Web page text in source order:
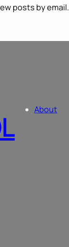
posts by email.
About